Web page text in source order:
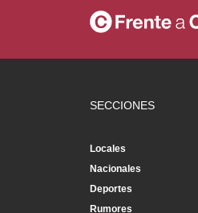
SECCIONES
Locales
Nacionales
Deportes
Rumores